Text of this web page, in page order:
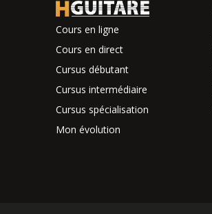
Cours en ligne
Cours en direct
Cursus débutant
Cursus intermédiaire
Cursus spécialisation
Mon évolution